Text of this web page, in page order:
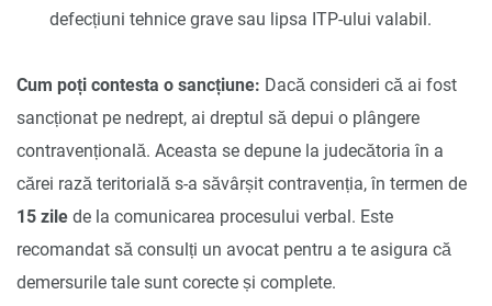
defecțiuni tehnice grave sau lipsa ITP-ului valabil.
Cum poți contesta o sancțiune: Dacă consideri că ai fost
sancționat pe nedrept, ai dreptul să depui o plângere
contravențională. Aceasta se depune la judecătoria în a
cărei rază teritorială s-a săvârșit contravenția, în termen de
15 zile de la comunicarea procesului verbal. Este
recomandat să consulți un avocat pentru a te asigura că
demersurile tale sunt corecte și complete.